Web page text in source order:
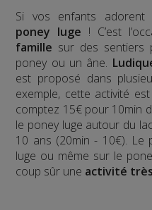
Si vos enfants adorent
poney luge ! C’est
famille sur des sentiers
poney ou un âne.
est proposé dans
exemple, cette activité
comptez 15€ pour 10min
le poney luge autour du
10 ans (20min - 10€). Le
luge ou même sur le
coup sûr une activité